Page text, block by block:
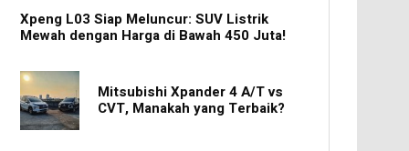
Xpeng L03 Siap Meluncur: SUV Listrik
Mewah dengan Harga di Bawah 450 Juta!
Mitsubishi Xpander 4 A/T vs
CVT, Manakah yang Terbaik?